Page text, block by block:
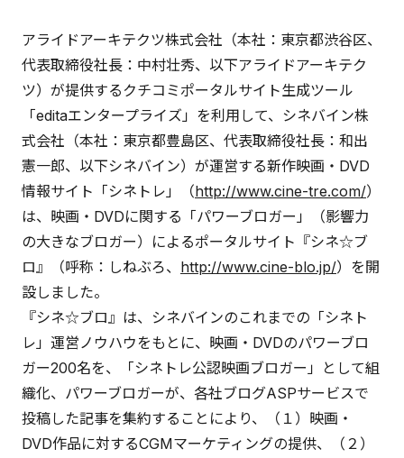
アライドアーキテクツ株式会社（本社：東京都渋谷区、
代表取締役社長：中村壮秀、以下アライドアーキテク
ツ）が提供するクチコミポータルサイト生成ツール
「editaエンタープライズ」を利用して、シネバイン株
式会社（本社：東京都豊島区、代表取締役社長：和出
憲一郎、以下シネバイン）が運営する新作映画・DVD
情報サイト「シネトレ」（http://www.cine-tre.com/）
は、映画・DVDに関する「パワーブロガー」（影響力
の大きなブロガー）によるポータルサイト『シネ☆ブ
ロ』（呼称：しねぶろ、 http://www.cine-blo.jp/）を開
設しました。
『シネ☆ブロ』は、シネバインのこれまでの「シネト
レ」運営ノウハウをもとに、映画・DVDのパワーブロ
ガー200名を、「シネトレ公認映画ブロガー」として組
織化、パワーブロガーが、各社ブログASPサービスで
投稿した記事を集約することにより、（１）映画・
DVD作品に対するCGMマーケティングの提供、（２）